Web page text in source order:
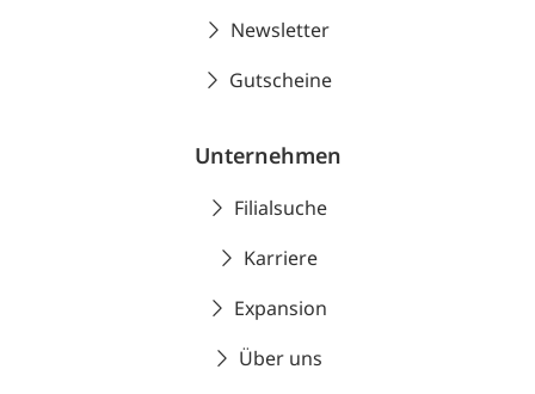
Newsletter
Gutscheine
Unternehmen
Filialsuche
Karriere
Expansion
Über uns